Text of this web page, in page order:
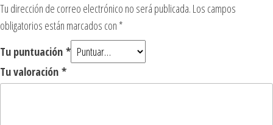
Tu dirección de correo electrónico no será publicada. Los campos
obligatorios están marcados con *
Tu puntuación *
Tu valoración *